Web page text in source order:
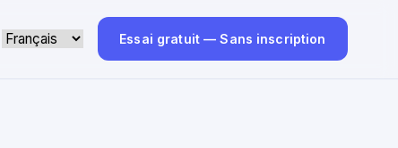
Essai gratuit — Sans inscription